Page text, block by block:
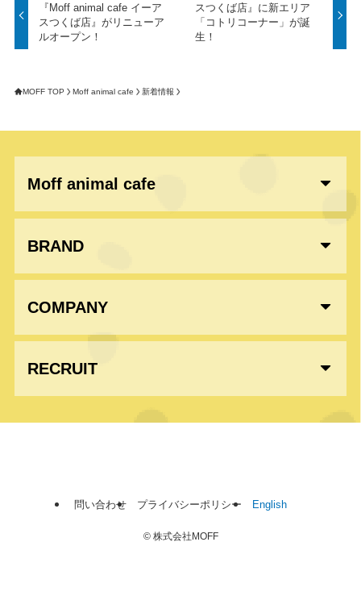
『Moff animal cafe イーア
スつくば店』がリニューア
ルオープン！
スつくば店』に新エリア
「コトリコーナー」が誕
生！
MOFF TOP Moff animal cafe 新着情報
Moff animal cafe
BRAND
COMPANY
RECRUIT
問い合わせ プライバシーポリシー English
©株式会社MOFF